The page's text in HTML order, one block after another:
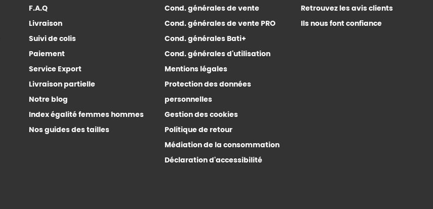
F.A.Q
Livraison
Suivi de colis
Paiement
Service Export
Livraison partielle
Notre blog
Index égalité femmes hommes
Nos guides des tailles
Cond. générales de vente
Cond. générales de vente PRO
Cond. générales Bati+
Cond. générales d'utilisation
Mentions légales
Protection des données
personnelles
Gestion des cookies
Politique de retour
Médiation de la consommation
Déclaration d'accessibilité
Retrouvez les avis clients
Ils nous font confiance